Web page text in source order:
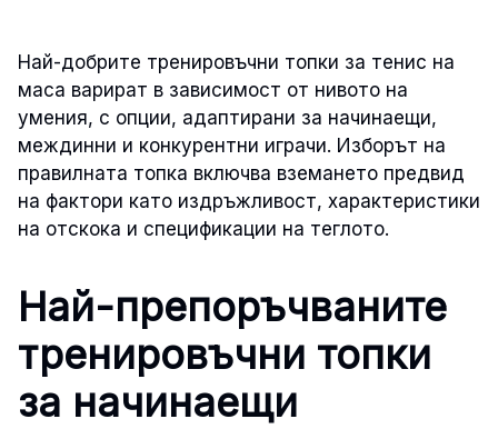
Най-добрите тренировъчни топки за тенис на
маса варират в зависимост от нивото на
умения, с опции, адаптирани за начинаещи,
междинни и конкурентни играчи. Изборът на
правилната топка включва вземането предвид
на фактори като издръжливост, характеристики
на отскока и спецификации на теглото.
Най-препоръчваните
тренировъчни топки
за начинаещи